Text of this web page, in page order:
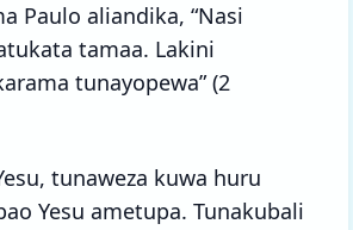
Paulo aliandika, “Nasi
tamaa. Lakini
tunayopewa” (2
tunaweza kuwa huru
Yesu ametupa. Tunakubali